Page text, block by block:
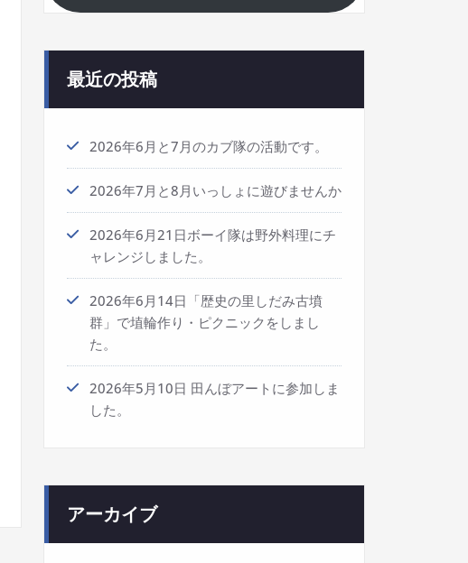
最近の投稿
2026年6月と7月のカブ隊の活動です。
2026年7月と8月いっしょに遊びませんか
2026年6月21日ボーイ隊は野外料理にチ
ャレンジしました。
2026年6月14日「歴史の里しだみ古墳
群」で埴輪作り・ピクニックをしまし
た。
2026年5月10日 田んぼアートに参加しま
した。
アーカイブ